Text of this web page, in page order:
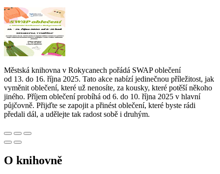
Městská knihovna v Rokycanech pořádá SWAP oblečení
od 13. do 16. října 2025. Tato akce nabízí jedinečnou příležitost, jak
vyměnit oblečení, které už nenosíte, za kousky, které potěší někoho
jiného. Příjem oblečení probíhá od 6. do 10. října 2025 v hlavní
půjčovně. Přijďte se zapojit a přinést oblečení, které byste rádi
předali dál, a udělejte tak radost sobě i druhým.
O knihovně